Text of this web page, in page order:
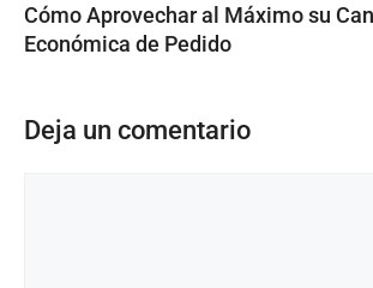
Cómo Aprovechar al Máximo su
Económica de Pedido
Deja un comentario